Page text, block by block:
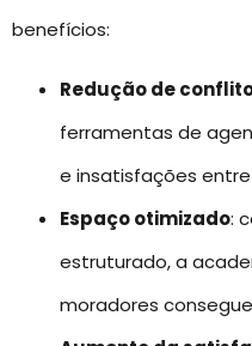
benefícios:
Redução de
ferramentas de
e insatisfações
Espaço otimizado:
estruturado, a
moradores